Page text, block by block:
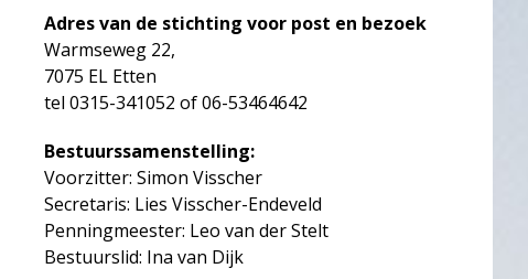
Adres van de stichting voor post en bezoek
Warmseweg 22,
7075 EL Etten
tel 0315-341052 of 06-53464642
Bestuurssamenstelling:
Voorzitter: Simon Visscher
Secretaris: Lies Visscher-Endeveld
Penningmeester: Leo van der Stelt
Bestuurslid: Ina van Dijk